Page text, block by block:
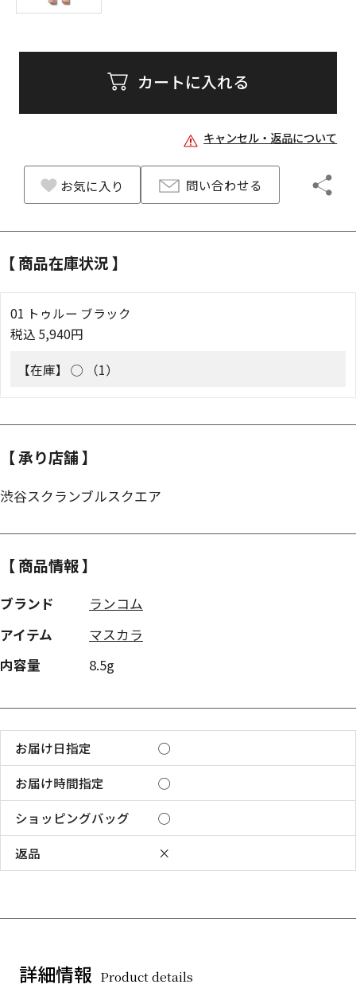
カートに入れる
キャンセル・返品について
お気に入り 問い合わせる
【 商品在庫状況 】
01 トゥルー ブラック
税込 5,940円
【在庫】 ◯ （1）
【 承り店舗 】
渋谷スクランブルスクエア
【 商品情報 】
ブランド
ランコム
アイテム
マスカラ
内容量
8.5g
お届け日指定
◯
お届け時間指定
◯
ショッピングバッグ
◯
返品
×
詳細情報 Product details